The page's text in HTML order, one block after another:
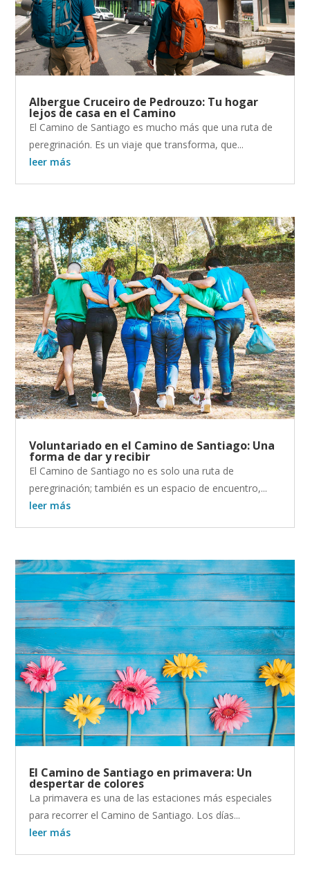
Albergue Cruceiro de Pedrouzo: Tu hogar
lejos de casa en el Camino
El Camino de Santiago es mucho más que una ruta de
peregrinación. Es un viaje que transforma, que...
leer más
Voluntariado en el Camino de Santiago: Una
forma de dar y recibir
El Camino de Santiago no es solo una ruta de
peregrinación; también es un espacio de encuentro,...
leer más
El Camino de Santiago en primavera: Un
despertar de colores
La primavera es una de las estaciones más especiales
para recorrer el Camino de Santiago. Los días...
leer más